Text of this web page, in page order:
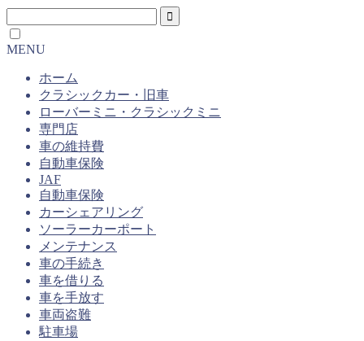
MENU
ホーム
クラシックカー・旧車
ローバーミニ・クラシックミニ
専門店
車の維持費
自動車保険
JAF
自動車保険
カーシェアリング
ソーラーカーポート
メンテナンス
車の手続き
車を借りる
車を手放す
車両盗難
駐車場